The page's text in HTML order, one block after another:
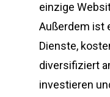
einzige
Außerdem ist
Dienste,
diversifiziert
investieren